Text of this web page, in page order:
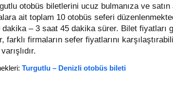
otobüs biletlerini ucuz bulmanıza ve
ait toplam 10 otobüs seferi
– 3 saat 45 dakika sürer. Bilet fiyatları
farklı firmaların sefer fiyatlarını
Turgutlu – Denizli otobüs bileti